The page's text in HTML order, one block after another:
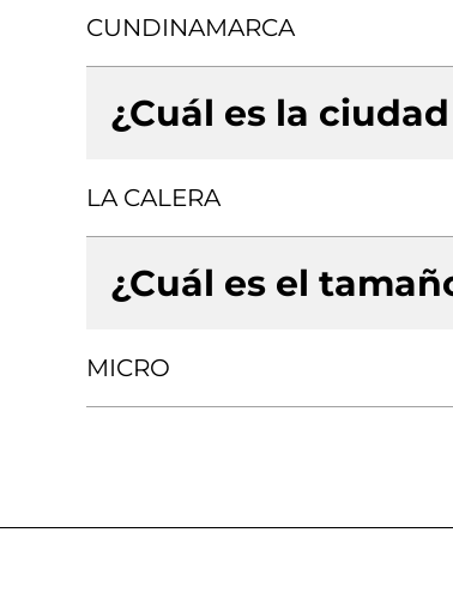
CUNDINAMARCA
¿Cuál es la
LA CALERA
¿Cuál es el
MICRO